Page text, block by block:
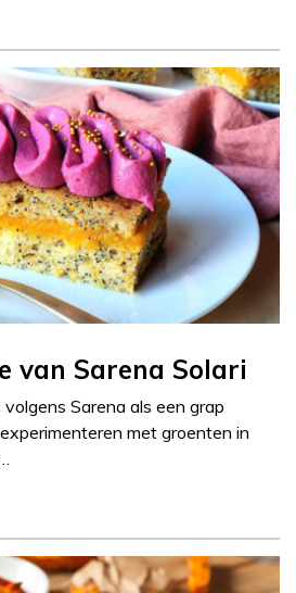
van Sarena Solari
Sarena als een grap
met groenten in